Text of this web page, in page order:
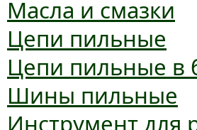
Масла и смазки
Цепи пильные
Цепи пильные в
Шины пильные
Инструмент для